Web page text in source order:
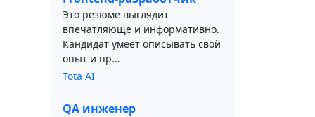
Это резюме выглядит
впечатляюще и информативно.
Кандидат умеет описывать свой
опыт и пр...
Tota AI
QA инженер